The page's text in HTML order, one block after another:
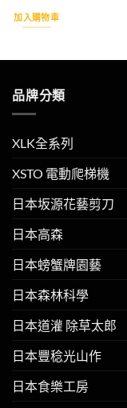
價
格：
加入購物車
品牌分類
XLK全系列
XSTO 電動爬梯機
日本坂源花藝剪刀
日本高森
日本螃蟹牌園藝
日本森林科學
日本道灌 除草太郎
日本豐稔光山作
日本食樂工房